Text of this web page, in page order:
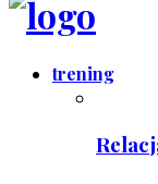
trening